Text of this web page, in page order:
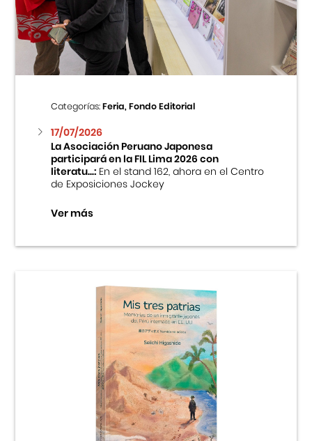
Categorías:Feria, Fondo Editorial
17/07/2026
La Asociación Peruano Japonesa
participará en la FIL Lima 2026 con
literatu...:En el stand 162, ahora en el Centro
de Exposiciones Jockey
Ver más